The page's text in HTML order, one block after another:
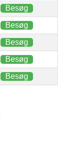
Besøg
Besøg
Besøg
Besøg
Besøg